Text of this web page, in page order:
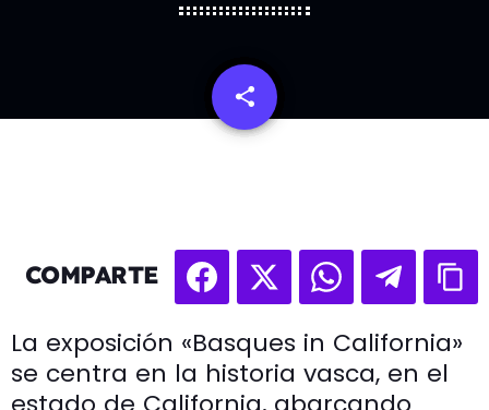
share
email
COMPARTE
La exposición «Basques in California»
se centra en la historia vasca, en el